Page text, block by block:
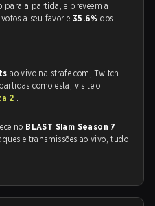
a partida, e preveem a
a seu favor e 35.6%dos
ao vivo na strafe.com, Twitch
como esta, visite o
2 .
no BLAST Slam Season 7
e transmissões ao vivo, tudo